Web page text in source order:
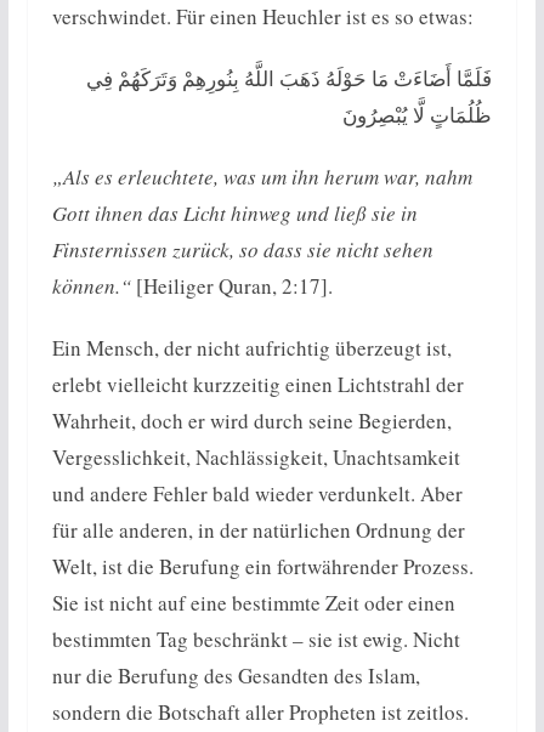
verschwindet. Für einen Heuchler ist es so etwas:
فَلَمَّا أَضَاءَتْ مَا حَوْلَهُ ذَهَبَ اللَّهُ بِنُورِهِمْ وَتَرَكَهُمْ فِي
ظُلُمَاتٍ لَّا يُبْصِرُونَ
„Als es erleuchtete, was um ihn herum war, nahm
Gott ihnen das Licht hinweg und ließ sie in
Finsternissen zurück, so dass sie nicht sehen
können.“[Heiliger Quran, 2:17].
Ein Mensch, der nicht aufrichtig überzeugt ist,
erlebt vielleicht kurzzeitig einen Lichtstrahl der
Wahrheit, doch er wird durch seine Begierden,
Vergesslichkeit, Nachlässigkeit, Unachtsamkeit
und andere Fehler bald wieder verdunkelt. Aber
für alle anderen, in der natürlichen Ordnung der
Welt, ist die Berufung ein fortwährender Prozess.
Sie ist nicht auf eine bestimmte Zeit oder einen
bestimmten Tag beschränkt – sie ist ewig. Nicht
nur die Berufung des Gesandten des Islam,
sondern die Botschaft aller Propheten ist zeitlos.